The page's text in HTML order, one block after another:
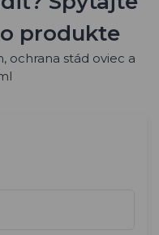
produkte
ochrana stád oviec a